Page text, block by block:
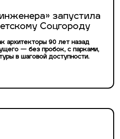
запустила
Соцгороду
архитекторы 90 лет назад
— без пробок, с парками,
в шаговой доступности.